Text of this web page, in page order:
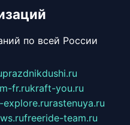
по всей России
prazdnikdushi.ru
fr.rukraft-you.ru
explore.rurastenuya.ru
freeride-team.ru